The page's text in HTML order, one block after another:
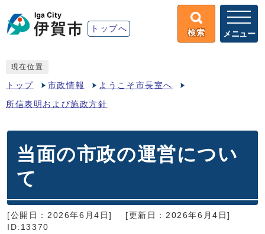
トップへ 検索 メニュー
現在位置
トップ 市政情報 ようこそ市長室へ
所信表明および施政方針
当面の市政の運営につい
て
[公開日：2026年6月4日]
[更新日：2026年6月4日]
ID:13370